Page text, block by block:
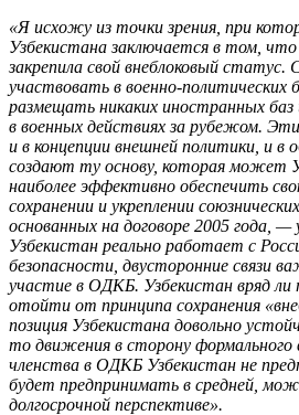
«Я исхожу из точки зрения, при
Узбекистана заключается в том,
закрепила свой внеблоковый статус.
участвовать в военно-политических
размещать никаких иностранных
в военных действиях за рубежом.
и в концепции внешней политики, и в
создают ту основу, которая может
наиболее эффективно обеспечить
сохранении и укреплении
основанных на договоре 2005 года,
Узбекистан реально работает с
безопасности, двусторонние связи
участие в ОДКБ. Узбекистан вряд
отойти от принципа сохранения
позиция Узбекистана довольно
то движения в сторону формального
членства в ОДКБ Узбекистан не
будет предпринимать в средней,
долгосрочной перспективе».